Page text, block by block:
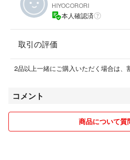
HIYOCORORI
本人確認済
取引の評価
2品以上一緒にご購入いただく場合は、
コメント
商品について質